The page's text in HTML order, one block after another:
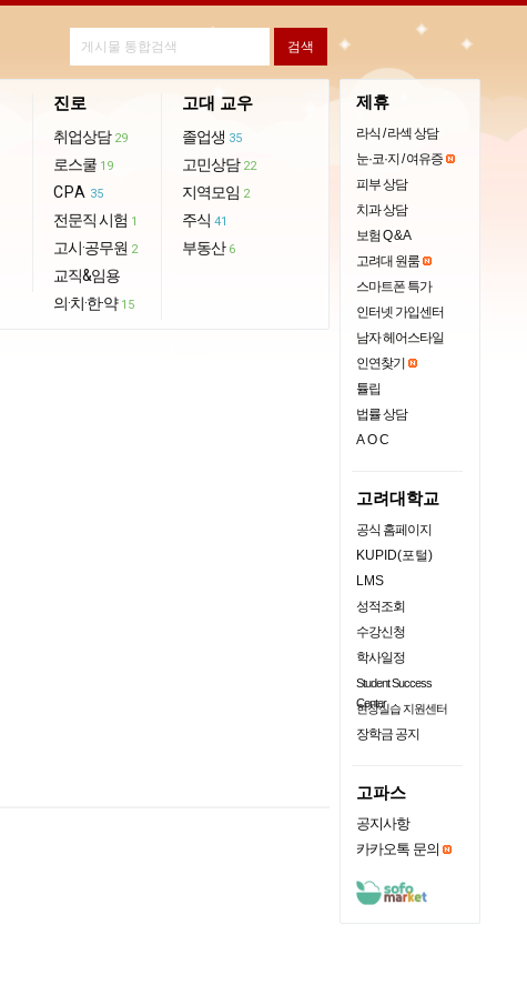
진로
취업상담 29
로스쿨 19
CPA 35
전문직 시험 1
고시·공무원 2
교직&임용
의·치·한·약 15
고대 교우
졸업생 35
고민상담 22
지역모임 2
주식 41
부동산 6
제휴
라식 / 라섹 상담
눈·코·지 / 여유증
피부 상담
치과 상담
보험 Q & A
고려대 원룸
스마트폰 특가
인터넷 가입센터
남자 헤어스타일
인연찾기
튤립
법률 상담
AOC
고려대학교
공식 홈페이지
KUPID(포털)
LMS
성적조회
수강신청
학사일정
Student Success
Center
현장실습 지원센터
장학금 공지
고파스
공지사항
카카오톡 문의